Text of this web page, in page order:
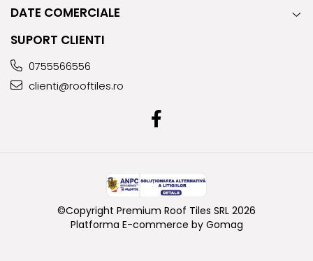
DATE COMERCIALE
SUPORT CLIENTI
0755566556
clienti@rooftiles.ro
©Copyright Premium Roof Tiles SRL 2026
Platforma E-commerce by Gomag